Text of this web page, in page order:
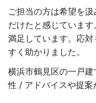
ご担当の方は希望を
だけたと感じていま
満足しています。応
すく助かりました。
横浜市鶴見区の一戸
性 / アドバイスや提